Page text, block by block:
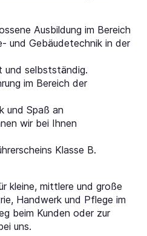
Ausbildung im Bereich
und Gebäudetechnik in der
und selbstständig.
im Bereich der
und Spaß an
wir bei Ihnen
Klasse B.
kleine, mittlere und große
Handwerk und Pflege im
beim Kunden oder zur
uns.